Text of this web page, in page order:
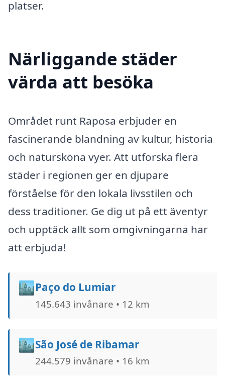
platser.
Närliggande städer
värda att besöka
Området runt Raposa erbjuder en
fascinerande blandning av kultur, historia
och natursköna vyer. Att utforska flera
städer i regionen ger en djupare
förståelse för den lokala livsstilen och
dess traditioner. Ge dig ut på ett äventyr
och upptäck allt som omgivningarna har
att erbjuda!
🏙️Paço do Lumiar
145.643 invånare • 12 km
🏙️São José de Ribamar
244.579 invånare • 16 km